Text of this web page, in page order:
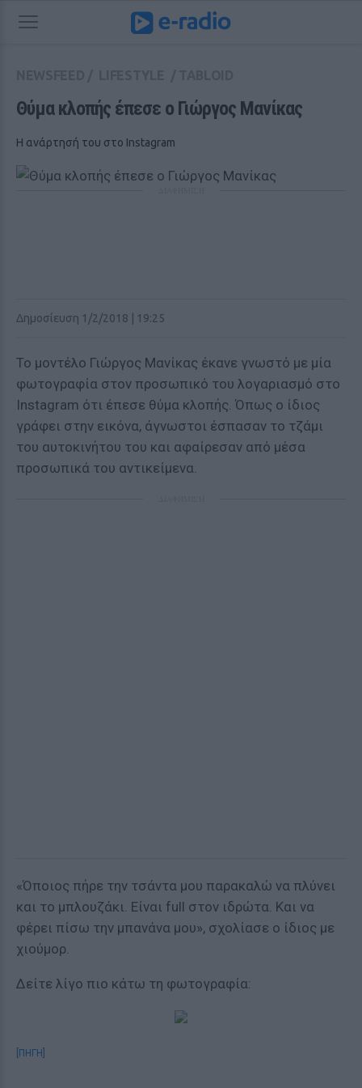
Θύμα κλοπής έπεσε ο Γιώργος Μανίκας
Η ανάρτησή του στο Instagram
Δημοσίευση 1/2/2018 | 19:25
Το μοντέλο Γιώργος Μανίκας έκανε γνωστό με μία
φωτογραφία στον προσωπικό του λογαριασμό στο
Instagram ότι έπεσε θύμα κλοπής. Όπως ο ίδιος
γράφει στην εικόνα, άγνωστοι έσπασαν το τζάμι
του αυτοκινήτου του και αφαίρεσαν από μέσα
προσωπικά του αντικείμενα.
«Όποιος πήρε την τσάντα μου παρακαλώ να πλύνει
και το μπλουζάκι. Είναι full στον ιδρώτα. Και να
φέρει πίσω την μπανάνα μου», σχολίασε ο ίδιος με
χιούμορ.
Δείτε λίγο πιο κάτω τη φωτογραφία:
[ΠΗΓΗ]